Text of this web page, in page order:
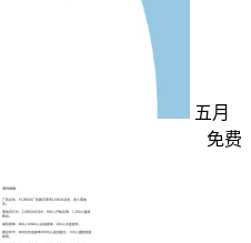
五月
免费